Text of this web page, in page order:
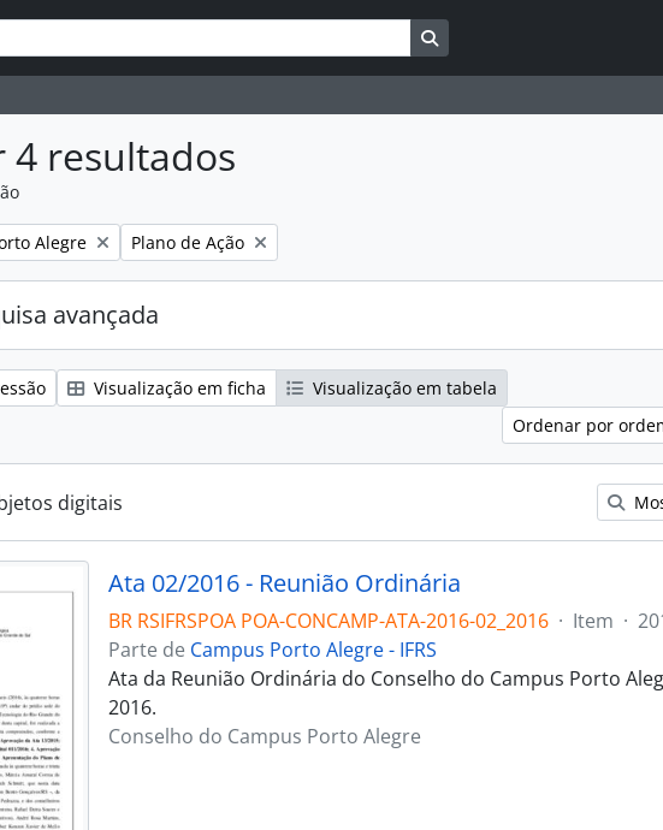
Busque na página de
4 resultados
Alegre Remover filtro:
Plano de Ação
avançada
Visualização em ficha
Visualização em tabela
Ordenar por
digitais
Ata 02/2016 - Reunião Ordinária
BR RSIFRSPOA POA-CONCAMP-ATA-2016-02_2016 · Item ·
Parte de Campus Porto Alegre - IFRS
Ata da Reunião Ordinária do Conselho do Campus Porto
2016.
Conselho do Campus Porto Alegre